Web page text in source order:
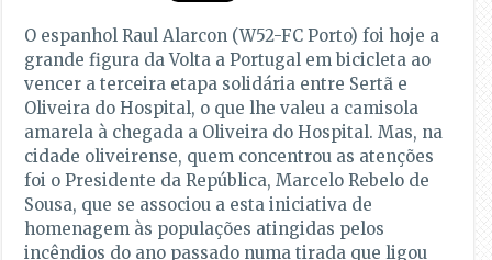
O espanhol Raul Alarcon (W52-FC Porto) foi hoje a
grande figura da Volta a Portugal em bicicleta ao
vencer a terceira etapa solidária entre Sertã e
Oliveira do Hospital, o que lhe valeu a camisola
amarela à chegada a Oliveira do Hospital. Mas, na
cidade oliveirense, quem concentrou as atenções
foi o Presidente da República, Marcelo Rebelo de
Sousa, que se associou a esta iniciativa de
homenagem às populações atingidas pelos
incêndios do ano passado numa tirada que ligou